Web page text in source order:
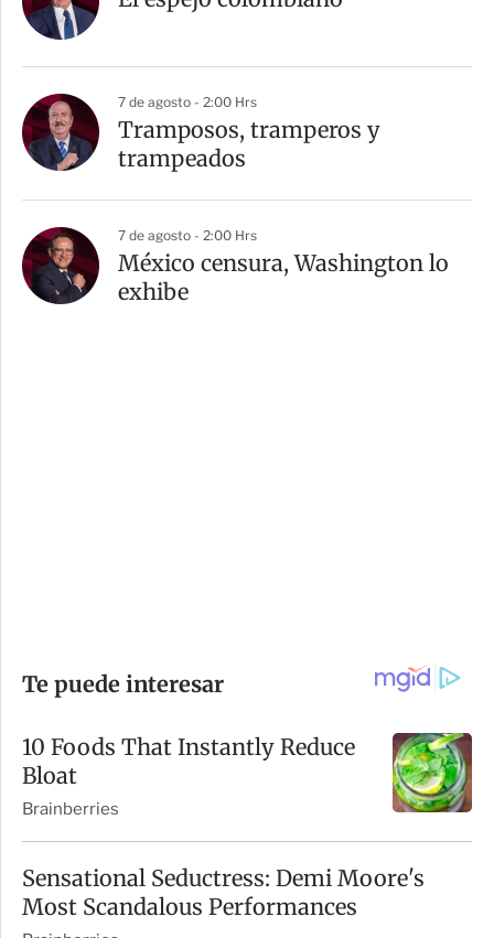
7 de agosto - 2:00 Hrs
Tramposos, tramperos y
trampeados
7 de agosto - 2:00 Hrs
México censura, Washington lo
exhibe